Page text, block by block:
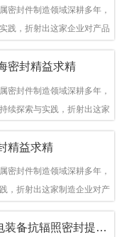
密封件制造领域深耕多年，
践，折射出这家企业对产品
机械、管道法兰、采油树、
密封精益求精
密封件制造领域深耕多年，
续探索与实践，折射出这家
法兰、采油树、井口装置等
及企业工艺积累等角度，呈
稳步发展。
精益求精
密封件制造领域深耕多年，
，折射出这家制造企业对产
兰、采油树、井口装置等领
华海密封合金环垫为核电装备抗辐照密封提供可靠保障